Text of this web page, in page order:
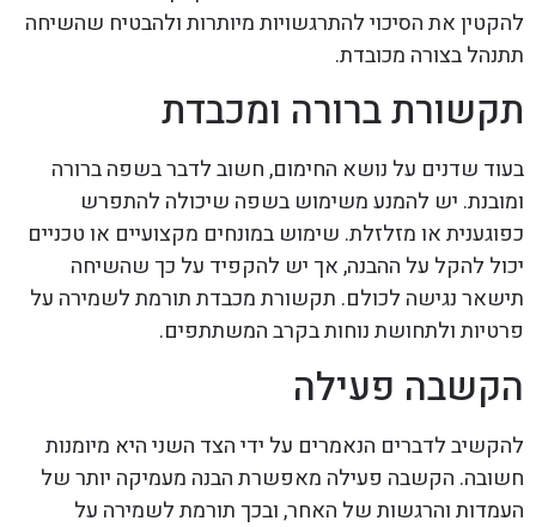
להקטין את הסיכוי להתרגשויות מיותרות ולהבטיח שהשיחה
תתנהל בצורה מכובדת.
תקשורת ברורה ומכבדת
בעוד שדנים על נושא החימום, חשוב לדבר בשפה ברורה
ומובנת. יש להמנע משימוש בשפה שיכולה להתפרש
כפוגענית או מזלזלת. שימוש במונחים מקצועיים או טכניים
יכול להקל על ההבנה, אך יש להקפיד על כך שהשיחה
תישאר נגישה לכולם. תקשורת מכבדת תורמת לשמירה על
פרטיות ולתחושת נוחות בקרב המשתתפים.
הקשבה פעילה
להקשיב לדברים הנאמרים על ידי הצד השני היא מיומנות
חשובה. הקשבה פעילה מאפשרת הבנה מעמיקה יותר של
העמדות והרגשות של האחר, ובכך תורמת לשמירה על